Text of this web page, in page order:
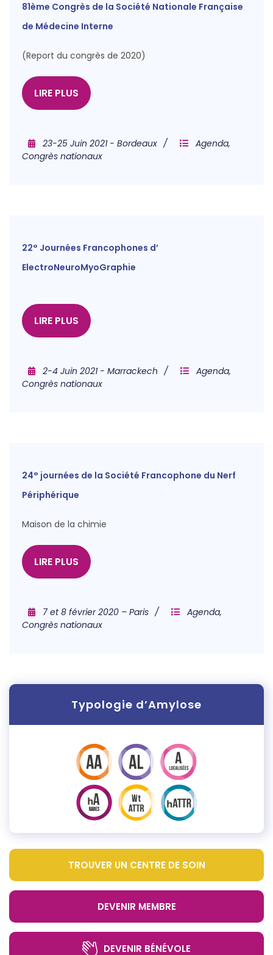
81ème Congrès de la Société Nationale Française
de Médecine Interne
(Report du congrès de 2020)
LIRE PLUS
23-25 Juin 2021 - Bordeaux Agenda,
Congrès nationaux
22° Journées Francophones d’
ElectroNeuroMyoGraphie
LIRE PLUS
2-4 Juin 2021 - Marrackech Agenda,
Congrès nationaux
24° journées de la Société Francophone du Nerf
Périphérique
Maison de la chimie
LIRE PLUS
7 et 8 février 2020 – Paris Agenda,
Congrès nationaux
Typologie d’Amylose
TROUVER UN CENTRE DE SOIN
DEVENIR MEMBRE
DEVENIR BÉNÉVOLE